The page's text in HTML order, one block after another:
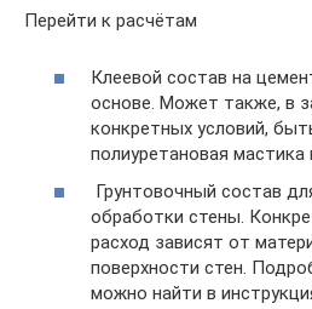
Перейти к расчётам
Клеевой состав на
основе. Может также, в
конкретных условий,
полиуретановая мастика
Грунтовочный состав
обработки стены.
расход зависят от
поверхности стен.
можно найти в